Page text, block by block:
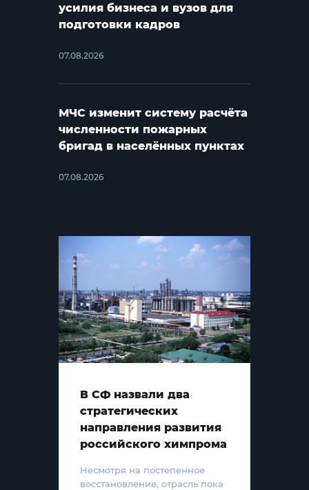
усилия бизнеса и вузов для
подготовки кадров
07.08.2026
МЧС изменит систему расчёта
численности пожарных
бригад в населённых пунктах
07.08.2026
В СФ назвали два
стратегических
направления развития
российского химпрома
Несмотря на постепенное
восстановление, отрасль пока